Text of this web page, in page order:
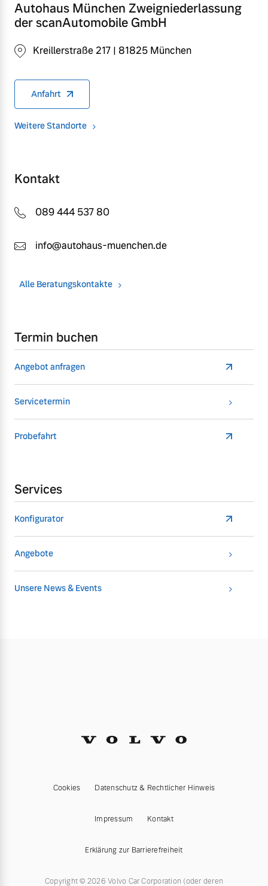
Autohaus München Zweigniederlassung
der scanAutomobile GmbH
Kreillerstraße 217 | 81825 München
Anfahrt
Weitere Standorte
Kontakt
089 444 537 80
info@autohaus-muenchen.de
Alle Beratungskontakte
Termin buchen
Angebot anfragen
Servicetermin
Probefahrt
Services
Konfigurator
Angebote
Unsere News & Events
Cookies Datenschutz & Rechtlicher Hinweis
Impressum Kontakt
Erklärung zur Barrierefreiheit
Copyright © 2026 Volvo Car Corporation (oder deren